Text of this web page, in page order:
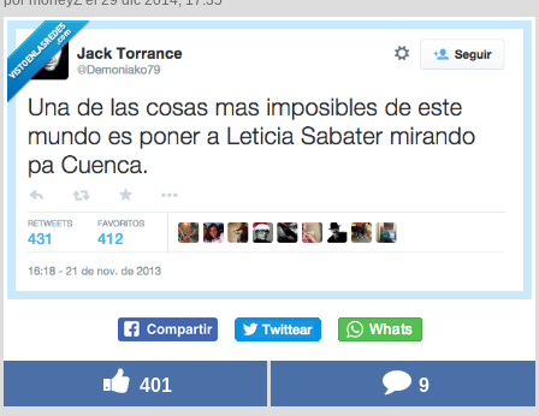
401 9